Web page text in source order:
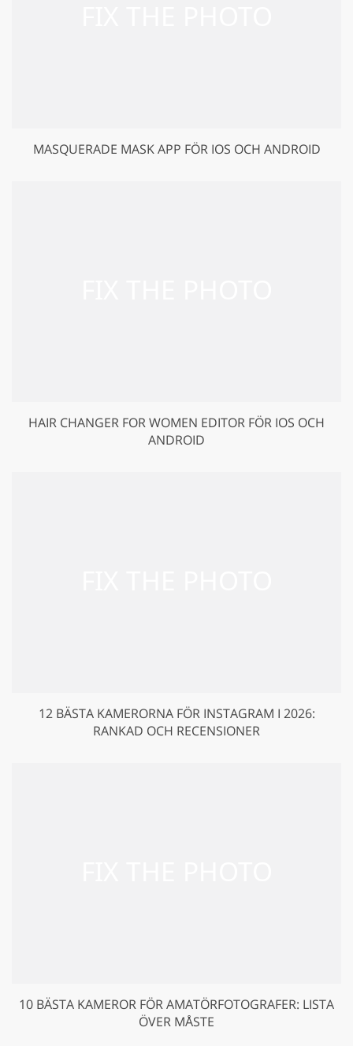
MASQUERADE MASK APP FÖR IOS OCH ANDROID
HAIR CHANGER FOR WOMEN EDITOR FÖR IOS OCH
ANDROID
12 BÄSTA KAMERORNA FÖR INSTAGRAM I 2026:
RANKAD OCH RECENSIONER
10 BÄSTA KAMEROR FÖR AMATÖRFOTOGRAFER: LISTA
ÖVER MÅSTE